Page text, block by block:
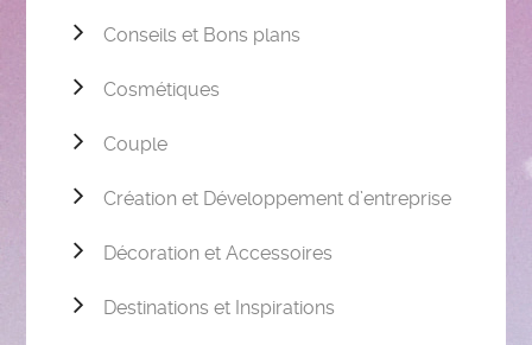
Conseils et Bons plans
Cosmétiques
Couple
Création et Développement d’entreprise
Décoration et Accessoires
Destinations et Inspirations